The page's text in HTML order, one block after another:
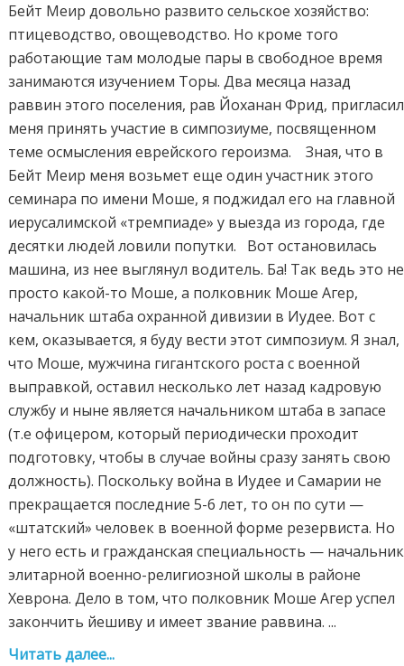
Бейт Меир довольно развито сельское хозяйство:
птицеводство, овощеводство. Но кроме того
работающие там молодые пары в свободное время
занимаются изучением Торы. Два месяца назад
раввин этого поселения, рав Йоханан Фрид, пригласил
меня принять участие в симпозиуме, посвященном
теме осмысления еврейского героизма. Зная, что в
Бейт Меир меня возьмет еще один участник этого
семинара по имени Моше, я поджидал его на главной
иерусалимской «тремпиаде» у выезда из города, где
десятки людей ловили попутки. Вот остановилась
машина, из нее выглянул водитель. Ба! Так ведь это не
просто какой-то Моше, а полковник Моше Агер,
начальник штаба охранной дивизии в Иудее. Вот с
кем, оказывается, я буду вести этот симпозиум. Я знал,
что Моше, мужчина гигантского роста с военной
выправкой, оставил несколько лет назад кадровую
службу и ныне является начальником штаба в запасе
(т.е офицером, который периодически проходит
подготовку, чтобы в случае войны сразу занять свою
должность). Поскольку война в Иудее и Самарии не
прекращается последние 5-6 лет, то он по сути —
«штатский» человек в военной форме резервиста. Но
у него есть и гражданская специальность — начальник
элитарной военно-религиозной школы в районе
Хеврона. Дело в том, что полковник Моше Агер успел
закончить йешиву и имеет звание раввина. ...
Читать далее...